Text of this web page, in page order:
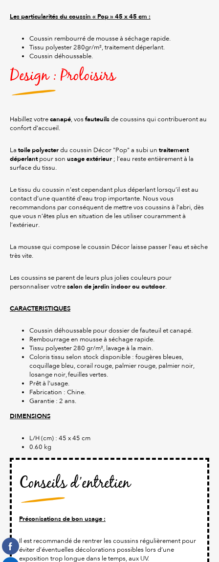
Les particularités du coussin « Pop » 45 x 45 cm :
Coussin rembourré de mousse à séchage rapide.
Tissu polyester 280gr/m², traitement déperlant.
Coussin déhoussable.
Design : Proloisirs
Habillez votre canapé, vos fauteuils de coussins qui contribueront au
confort d’accueil.
La toile polyester du coussin Décor "Pop" a subi un traitement
déperlantpour son usage extérieur ; l’eau reste entièrement à la
surface du tissu.
Le tissu du coussin n’est cependant plus déperlant lorsqu’il est au
contact d’une quantité d’eau trop importante. Nous vous
recommandons par conséquent de mettre vos coussins à l’abri, dès
que vous n’êtes plus en situation de les utiliser couramment à
l’extérieur.
La mousse qui compose le coussin Décor laisse passer l’eau et sèche
très vite.
Les coussins se parent de leurs plus jolies couleurs pour
personnaliser votre salon de jardin indoor ou outdoor.
CARACTERISTIQUES
Coussin déhoussable pour dossier de fauteuil et canapé.
Rembourrage en mousse à séchage rapide.
Tissu polyester 280 gr/m², lavage à la main.
Coloris tissu selon stock disponible : fougères bleues,
coquillage bleu, corail rouge, palmier rouge, palmier noir,
losange noir, feuilles vertes.
Prêt à l’usage.
Fabrication : Chine.
Garantie : 2 ans.
DIMENSIONS
L/H (cm) : 45 x 45 cm
0.60 kg
Conseils d’entretien
Préconisations de bon usage :
Il est recommandé de rentrer les coussins régulièrement pour
éviter d’éventuelles décolorations possibles lors d’une
exposition trop longue dans le temps, aux UV.